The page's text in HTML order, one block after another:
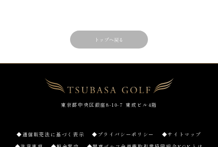
トップへ戻る
東京都中央区銀座8-10-7 東成ビル4階
◆通信販売法に基づく表示 ◆プライバシーポリシー
◆サイトマップ